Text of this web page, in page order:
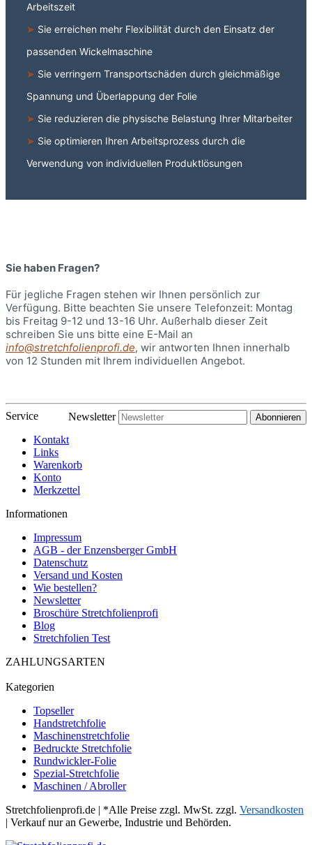
Arbeitszeit
➤ Sie erreichen mehr Flexibilität durch den Einsatz der
passenden Wickelmaschine
➤ Sie verringern Transportschäden durch gleichmäßige
Spannung und Überlappung der Folie
➤ Sie reduzieren die physische Belastung Ihrer Mitarbeiter
➤ Sie optimieren Ihren Arbeitsprozess durch die
Verwendung von individuellen Produktlösungen
Sie haben Fragen?
Für jegliche Fragen stehen wir Ihnen persönlich zur
Verfügung. Bitte beachten Sie unsere Telefonzeit: Montag
bis Freitag 9-12 und 13-16 Uhr. Außerhalb dieser Zeit
schreiben Sie uns bitte eine E-Mail an
info@stretchfolienprofi.de, wir antworten Ihnen innerhalb
von 12 Stunden mit Ihrem individuellen Angebot.
Newsletter Abonnieren
Service
Kontakt
Links
Warenkorb
Konto
Merkzettel
Informationen
Impressum
AGB - der Enzensberger GmbH
Datenschutz
Versand und Kosten
Wie bestellen?
Newsletter
Broschüre Stretchfolienprofi
Blog
Stretchfolien Test
ZAHLUNGSARTEN
Kategorien
Topseller
Handstretchfolie
Maschinenstretchfolie
Bedruckte Stretchfolie
Rundwickler-Folie
Spezial-Stretchfolie
Maschinen / Abroller
Stretchfolienprofi.de | *Alle Preise zzgl. MwSt. zzgl. Versandkosten
| Verkauf nur an Gewerbe, Industrie und Behörden.